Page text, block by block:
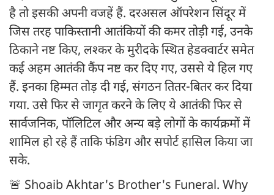
है तो इसकी अपनी वजहें हैं. दरअसल ऑपरेशन सिंदूर में
जिस तरह पाकिस्तानी आतंकियों की कमर तोड़ी गई, उनके
ठिकाने नष्ट किए, लश्कर के मुरीदके स्थित हेडक्वार्टर समेत
कई अहम आतंकी कैंप नष्ट कर दिए गए, उससे ये हिल गए
हैं. इनका हिम्मत तोड़ दी गई, संगठन तितर-बितर कर दिया
गया. उसे फिर से जागृत करने के लिए ये आतंकी फिर से
सार्वजनिक, पॉलिटिल और अन्य बड़े लोगों के कार्यक्रमों में
शामिल हो रहे हैं ताकि फंडिग और सपोर्ट हासिल किया जा
सके.
🚨 Shoaib Akhtar's Brother's Funeral. Why